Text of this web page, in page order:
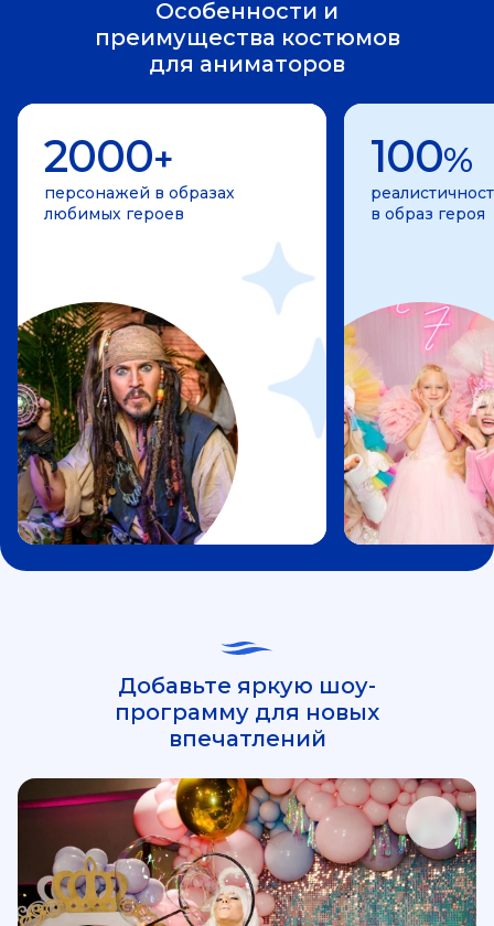
Особенности и
преимущества костюмов
для аниматоров
2000+
персонажей в образах
любимых героев
100%
в образ героя
Добавьте яркую шоу-
программу для новых
впечатлений